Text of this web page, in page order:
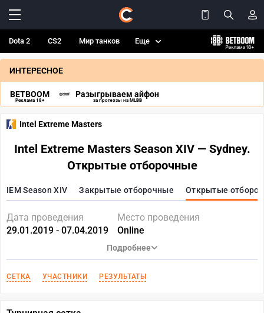
Dota 2 CS2 Мир танков Еще
ИНТЕРЕСНОЕ
BETBOOM
Реклама 18+
Разыгрываем айфон
за прогнозы на MLBB
Intel Extreme Masters
Intel Extreme Masters Season XIV — Sydney.
Открытые отборочные
IEM Season XIV Закрытые отборочные Открытые
Дата проведения
29.01.2019 - 07.04.2019
Место проведения
Online
Подробнее
СЕТКА УЧАСТНИКИ РЕЗУЛЬТАТЫ